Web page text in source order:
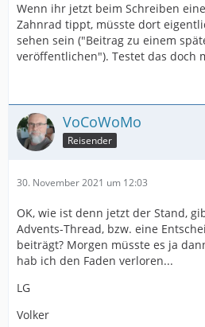
Wenn ihr jetzt beim Schreiben
Zahnrad tippt, müsste dort
sehen sein ("Beitrag zu einem
veröffentlichen"). Testet das doch
VoCoWoMo
Reisender
30. November 2021 um 12:03
OK, wie ist denn jetzt der Stand,
Advents-Thread, bzw. eine
beiträgt? Morgen müsste es ja
hab ich den Faden verloren...
LG
Volker